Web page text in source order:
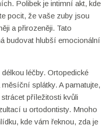
Polibek je intimní akt, kde
pocit, že vaše zuby jsou
a přirozeněji. Tato
budovat hlubší emocionální
léčby. Ortopedické
splátky. A pamatujte,
příležitosti kvůli
u ortodontisty. Mnoho
kde vám řeknou, zda je